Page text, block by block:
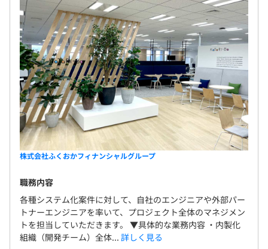
株式会社ふくおかフィナンシャルグループ
職務内容
各種システム化案件に対して、自社のエンジニアや外部パー
トナーエンジニアを率いて、プロジェクト全体のマネジメン
トを担当していただきます。 ▼具体的な業務内容 ・内製化
組織（開発チーム）全体... 詳しく見る